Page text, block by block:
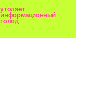
утоляет
информационный
голод